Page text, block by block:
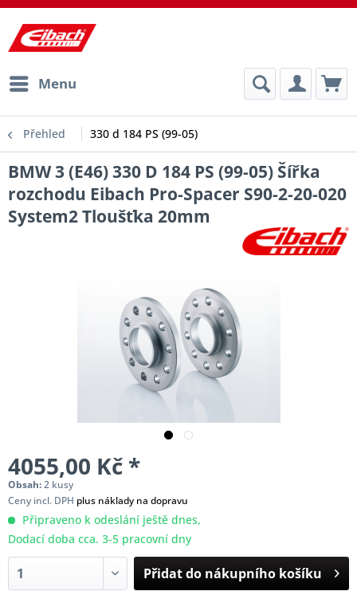
Menu
Přehled 330 d 184 PS (99-05)
BMW 3 (E46) 330 D 184 PS (99-05) Šířka
rozchodu Eibach Pro-Spacer S90-2-20-020
System2 Tloušťka 20mm
4055,00 Kč *
Obsah:2 kusy
Ceny incl. DPH plus náklady na dopravu
Připraveno k odeslání ještě dnes,
Dodací doba cca. 3-5 pracovní dny
Přidat do nákupního košíku